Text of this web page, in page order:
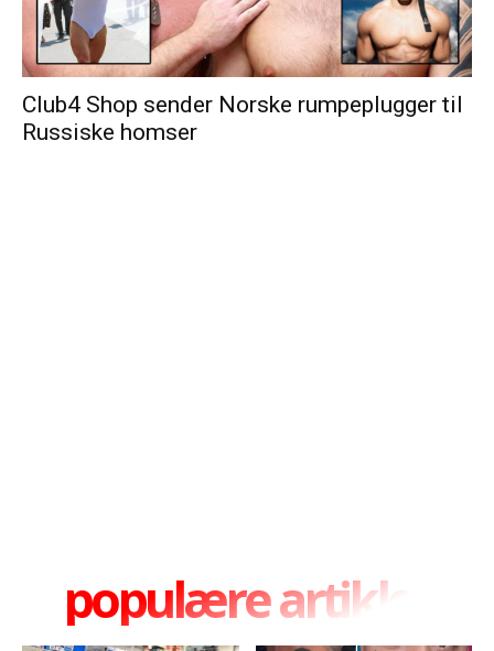
Club4 Shop sender Norske rumpeplugger til
Russiske homser
populære artikler